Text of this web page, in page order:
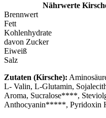
Nährwerte
Brennwert
Fett
Kohlenhydrate
davon Zucker
Eiweiß
Salz
Zutaten (Kirsche):
L- Valin, L-Glutamin,
Aroma, Sucralose****,
Anthocyanin*****, Pyridoxin